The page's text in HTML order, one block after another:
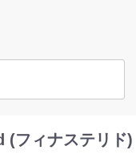
(フィナステリド)